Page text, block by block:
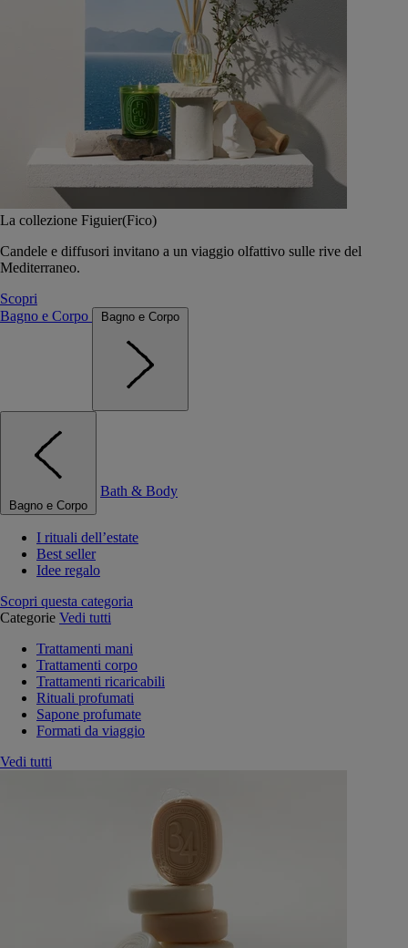
La collezione Figuier(Fico)
Candele e diffusori invitano a un viaggio olfattivo sulle rive del
Mediterraneo.
Scopri
Bagno e Corpo
Bagno e Corpo
Bagno e Corpo
Bath & Body
I rituali dell’estate
Best seller
Idee regalo
Scopri questa categoria
Categorie Vedi tutti
Trattamenti mani
Trattamenti corpo
Trattamenti ricaricabili
Rituali profumati
Sapone profumate
Formati da viaggio
Vedi tutti